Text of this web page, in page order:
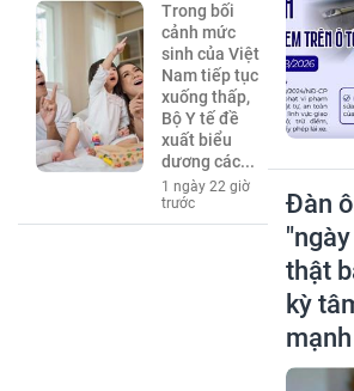
Trong bối
cảnh mức
sinh của Việt
Nam tiếp tục
xuống thấp,
Bộ Y tế đề
xuất biểu
dương các...
1 ngày 22 giờ
trước
Đàn
thật
kỳ
mạnh